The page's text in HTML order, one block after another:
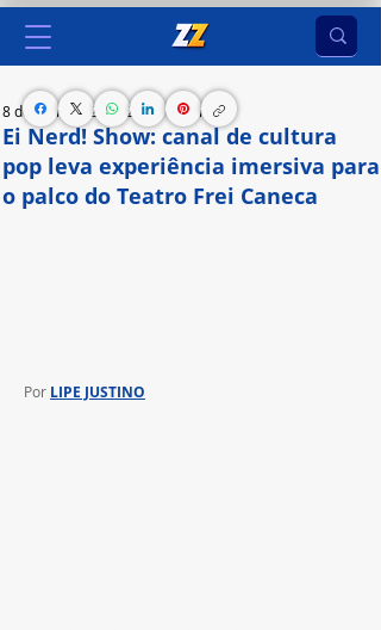
Ei Nerd! Show: canal de cultura
pop leva experiência imersiva para
o palco do Teatro Frei Caneca
8 de mar. de 2024 2 min de leitura
Por LIPE JUSTINO